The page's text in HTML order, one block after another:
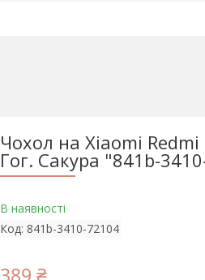
Чохол на Xiaomi Redmi
Гог. Сакура "841b-
В наявності
Код: 841b-3410-72104